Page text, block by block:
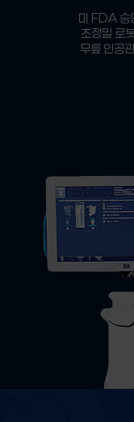
미 FDA
초정밀 로
무릎 인공